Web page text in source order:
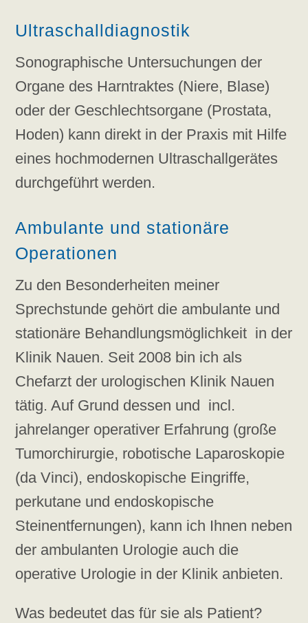
Ultraschalldiagnostik
Sonographische Untersuchungen der
Organe des Harntraktes (Niere, Blase)
oder der Geschlechtsorgane (Prostata,
Hoden) kann direkt in der Praxis mit Hilfe
eines hochmodernen Ultraschallgerätes
durchgeführt werden.
Ambulante und stationäre
Operationen
Zu den Besonderheiten meiner
Sprechstunde gehört die ambulante und
stationäre Behandlungsmöglichkeit in der
Klinik Nauen. Seit 2008 bin ich als
Chefarzt der urologischen Klinik Nauen
tätig. Auf Grund dessen und incl.
jahrelanger operativer Erfahrung (große
Tumorchirurgie, robotische Laparoskopie
(da Vinci), endoskopische Eingriffe,
perkutane und endoskopische
Steinentfernungen), kann ich Ihnen neben
der ambulanten Urologie auch die
operative Urologie in der Klinik anbieten.
Was bedeutet das für sie als Patient?